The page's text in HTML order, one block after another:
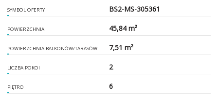
SYMBOL OFERTY BS2-MS-305361
POWIERZCHNIA 45,84 m²
POWIERZCHNIA BALKONÓW/TARASÓW 7,51 m²
LICZBA POKOI 2
PIĘTRO 6